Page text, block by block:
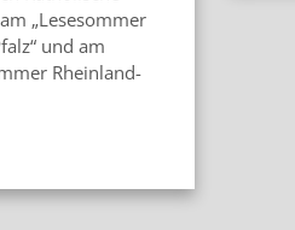
„Lesesommer
und am
Rheinland-